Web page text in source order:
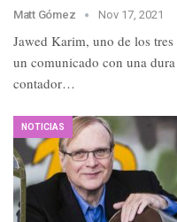
Matt Gómez Nov 17, 2021
Jawed Karim, uno de los
un comunicado con una
contador…
NOTICIAS